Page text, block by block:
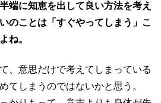
端に知恵を出して良い方法を考え
のことは「すぐやってしまう」こ
ね。
、意思だけで考えてしまっている
てしまうのではないかと思う。